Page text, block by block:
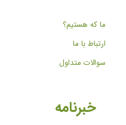
ما که هستیم؟
ارتباط با ما
سوالات متداول
خبرنامه